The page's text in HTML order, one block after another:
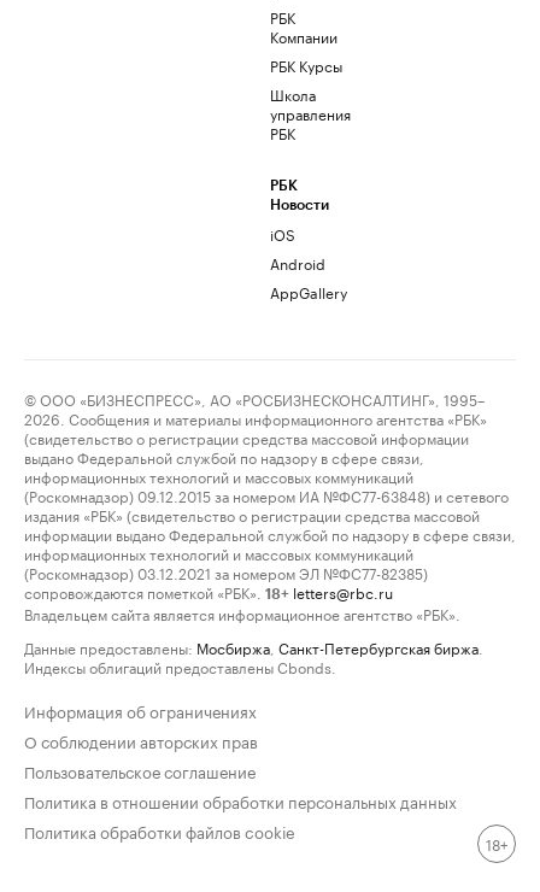
РБК
Компании
РБК Курсы
Школа
управления
РБК
РБК
Новости
iOS
Android
AppGallery
© ООО «БИЗНЕСПРЕСС», АО «РОСБИЗНЕСКОНСАЛТИНГ», 1995–
2026. Сообщения и материалы информационного агентства «РБК»
(свидетельство о регистрации средства массовой информации
выдано Федеральной службой по надзору в сфере связи,
информационных технологий и массовых коммуникаций
(Роскомнадзор) 09.12.2015 за номером ИА №ФС77-63848) и сетевого
издания «РБК» (свидетельство о регистрации средства массовой
информации выдано Федеральной службой по надзору в сфере связи,
информационных технологий и массовых коммуникаций
(Роскомнадзор) 03.12.2021 за номером ЭЛ №ФС77-82385)
сопровождаются пометкой «РБК».
18+ letters@rbc.ru
Владельцем сайта является информационное агентство «РБК».
Данные предоставлены: Мосбиржа Санкт-Петербургская биржа
Индексы облигаций предоставлены Cbonds.
Информация об ограничениях
О соблюдении авторских прав
Пользовательское соглашение
Политика в отношении обработки персональных данных
Политика обработки файлов cookie
18+